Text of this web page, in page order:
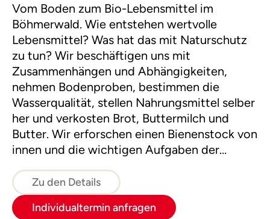
Vom Boden zum Bio-Lebensmittel im
Böhmerwald. Wie entstehen wertvolle
Lebensmittel? Was hat das mit Naturschutz
zu tun? Wir beschäftigen uns mit
Zusammenhängen und Abhängigkeiten,
nehmen Bodenproben, bestimmen die
Wasserqualität, stellen Nahrungsmittel selber
her und verkosten Brot, Buttermilch und
Butter. Wir erforschen einen Bienenstock von
innen und die wichtigen Aufgaben der
besteht aus vier Modulen: Getreide, Milch,
Wasser & Wald und Bienen.
Zu den Details
Individualtermin anfragen